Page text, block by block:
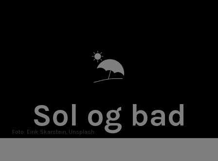
Sol og bad
Foto: Eirik Skarstein, Unsplash